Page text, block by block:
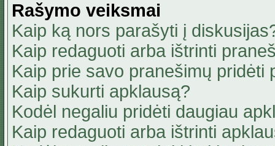
Rašymo veiksmai
Kaip ką nors parašyti į
Kaip redaguoti arba ištrinti
Kaip prie savo pranešimų pridėti
Kaip sukurti apklausą?
Kodėl negaliu pridėti daugiau
Kaip redaguoti arba ištrinti